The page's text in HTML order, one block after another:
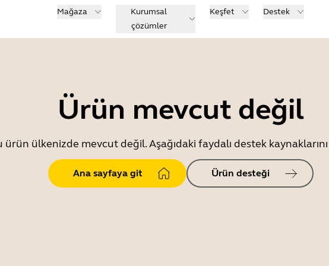
Mağaza
Kurumsal
çözümler
Keşfet Destek
Ürün mevcut değil
ürün ülkenizde mevcut değil. Aşağıdaki faydalı destek
Ana sayfaya git Ürün desteği